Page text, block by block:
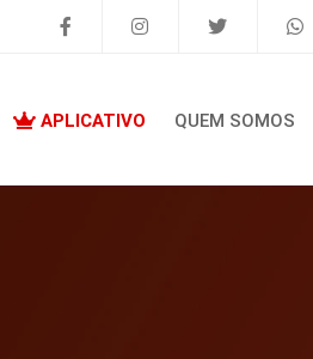
APLICATIVO QUEM SOMOS